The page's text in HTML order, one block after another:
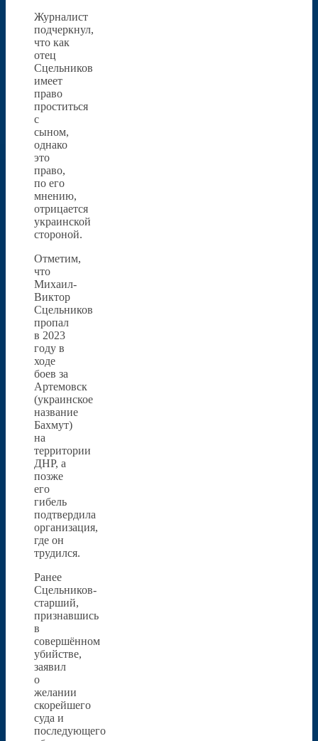
Журналист
подчеркнул,
что как
отец
Сцельников
имеет
право
проститься
с
сыном,
однако
это
право,
по его
мнению,
отрицается
украинской
стороной.
Отметим,
что
Михаил-
Виктор
Сцельников
пропал
в 2023
году в
ходе
боев за
Артемовск
(украинское
название
Бахмут)
на
территории
ДНР, а
позже
его
гибель
подтвердила
организация,
где он
трудился.
Ранее
Сцельников-
старший,
признавшись
в
совершённом
убийстве,
заявил
о
желании
скорейшего
суда и
последующего